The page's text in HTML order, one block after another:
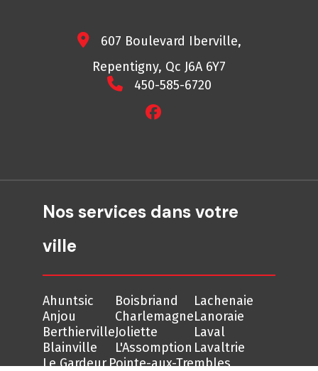
607 Boulevard Iberville,
Repentigny, Qc J6A 6Y7
450-585-6720
Nos services dans votre
ville
Ahuntsic
Anjou
Berthierville
Blainville
Boisbriand
Charlemagne
Joliette
L'Assomption
Lachenaie
Lanoraie
Laval
Lavaltrie
Le GardeurPointe-aux-Trembles